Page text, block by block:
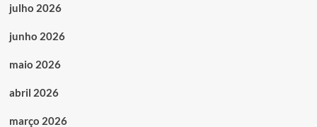
julho 2026
junho 2026
maio 2026
abril 2026
março 2026